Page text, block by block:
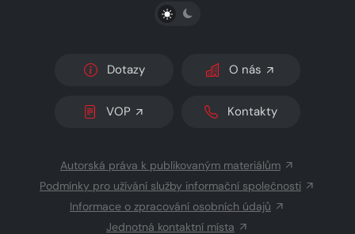
PŘEPNOUT SVĚTLÝ/TMAVÝ REŽIM
Dotazy O nás
VOP Kontakty
Autorská práva k publikovaným materiálům
Podmínky pro užívání služby informační společnosti
Informace o zpracování osobních údajů
Jednotná kontaktní místa